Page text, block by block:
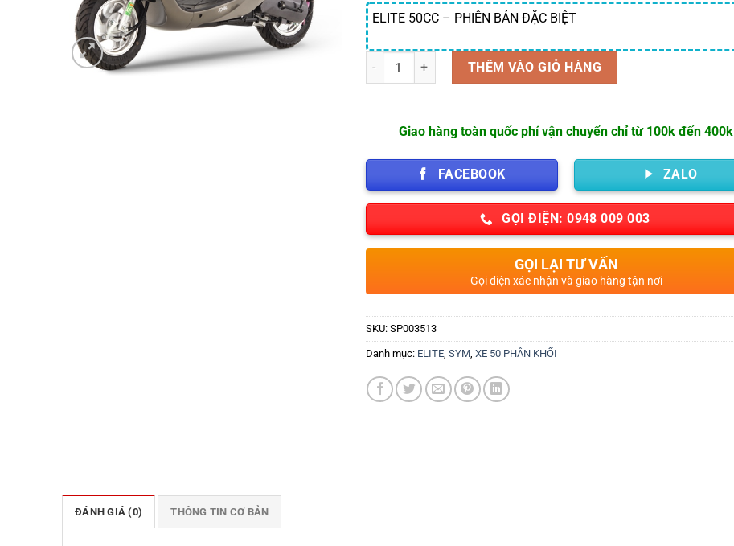
ELITE 50CC – PHIÊN BẢN ĐẶC BIỆT
Số lượng THÊM VÀO GIỎ HÀNG
Giao hàng toàn quốc phí vận chuyển chỉ từ 100k đến 400k
FACEBOOK ZALO
GỌI ĐIỆN: 0948 009 003
GỌI LẠI TƯ VẤN
Gọi điện xác nhận và giao hàng tận nơi
SKU: SP003513
Danh mục: ELITE, SYM, XE 50 PHÂN KHỐI
ĐÁNH GIÁ (0) THÔNG TIN CƠ BẢN